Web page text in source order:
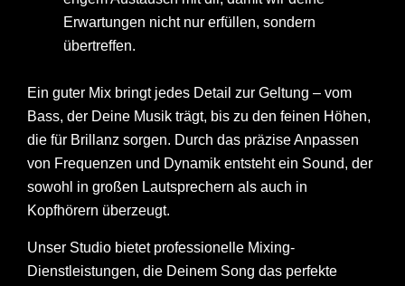
Erwartungen nicht nur erfüllen, sondern
übertreffen.
Ein guter Mix bringt jedes Detail zur Geltung – vom
Bass, der Deine Musik trägt, bis zu den feinen Höhen,
die für Brillanz sorgen. Durch das präzise Anpassen
von Frequenzen und Dynamik entsteht ein Sound, der
sowohl in großen Lautsprechern als auch in
Kopfhörern überzeugt.
Unser Studio bietet professionelle Mixing-
Dienstleistungen, die Deinem Song das perfekte